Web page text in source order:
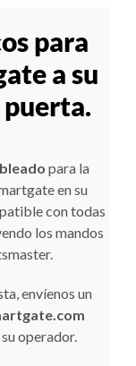
para
a su
puerta.
para la
en su
con todas
los mandos
envíenos un
operador.